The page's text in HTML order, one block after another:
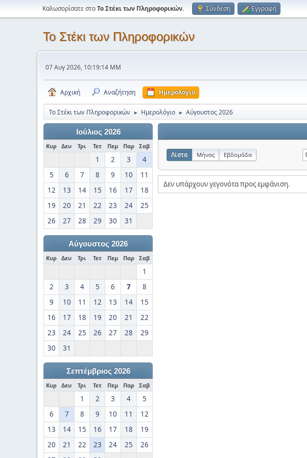
Καλωσορίσατε στοΤο Στέκι των Πληροφορικών. Σύνδεση Εγγραφή
Το Στέκι των Πληροφορικών
07 Αυγ 2026, 10:19:14 ΜΜ
Αρχική Αναζήτηση Ημερολόγιο
Το Στέκι των Πληροφορικών ► Ημερολόγιο ► Αύγουστος 2026
Ιούλιος 2026
Κυρ Δευ Τρι Τετ Πεμ Παρ Σαβ
1 2 3
4
5
6 7 8 9 10
11
12
13 14 15 16 17
18
19
20 21 22 23 24
25
26
27 28 29 30 31
Αύγουστος 2026
Κυρ Δευ Τρι Τετ Πεμ Παρ Σαβ
1
2
3 4 5 6 7
8
9
10 11 12 13 14
15
16
17 18 19 20 21
22
23
24 25 26 27 28
29
30
31
Σεπτέμβριος 2026
Κυρ Δευ Τρι Τετ Πεμ Παρ Σαβ
1 2 3 4
5
6
7 8 9 10 11
12
13
14 15 16 17 18
19
20
21 22 23 24 25
26
Λίστα Μήνας Εβδομάδα
Δεν υπάρχουν γεγονότα προς εμφάνιση.